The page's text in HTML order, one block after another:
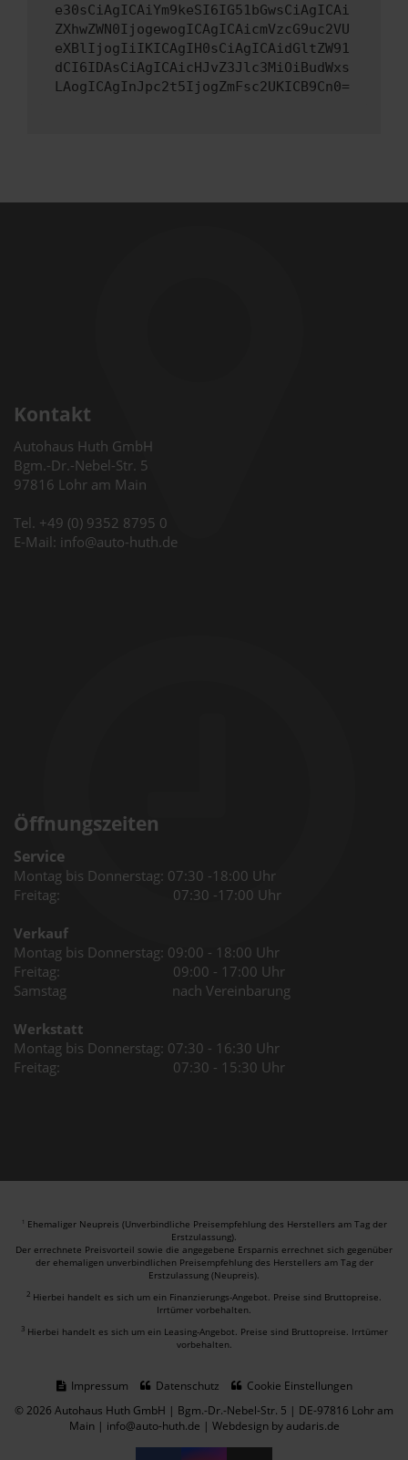
e30sCiAgICAiYm9keSI6IG51bGwsCiAgICAi
ZXhwZWN0IjogewogICAgICAicmVzcG9uc2VU
eXBlIjogIiIKICAgIH0sCiAgICAidGltZW91
dCI6IDAsCiAgICAicHJvZ3Jlc3MiOiBudWxs
LAogICAgInJpc2t5IjogZmFsc2UKICB9Cn0=
Kontakt
Autohaus Huth GmbH
Bgm.-Dr.-Nebel-Str. 5
97816 Lohr am Main
Tel. +49 (0) 9352 8795 0
E-Mail: info@auto-huth.de
Öffnungszeiten
Service
Montag bis Donnerstag: 07:30 -18:00 Uhr
Freitag: 07:30 -17:00 Uhr
Verkauf
Montag bis Donnerstag: 09:00 - 18:00 Uhr
Freitag: 09:00 - 17:00 Uhr
Samstag nach Vereinbarung
Werkstatt
Montag bis Donnerstag: 07:30 - 16:30 Uhr
Freitag: 07:30 - 15:30 Uhr
1 Ehemaliger Neupreis (Unverbindliche Preisempfehlung des Herstellers am Tag der
Erstzulassung).
Der errechnete Preisvorteil sowie die angegebene Ersparnis errechnet sich gegenüber
der ehemaligen unverbindlichen Preisempfehlung des Herstellers am Tag der
Erstzulassung (Neupreis).
2 Hierbei handelt es sich um ein Finanzierungs-Angebot. Preise sind Bruttopreise.
Irrtümer vorbehalten.
3 Hierbei handelt es sich um ein Leasing-Angebot. Preise sind Bruttopreise. Irrtümer
vorbehalten.
Impressum Datenschutz
Cookie Einstellungen
© 2026 Autohaus Huth GmbH | Bgm.-Dr.-Nebel-Str. 5 | DE-97816 Lohr am
Main | info@auto-huth.de | Webdesign by audaris.de